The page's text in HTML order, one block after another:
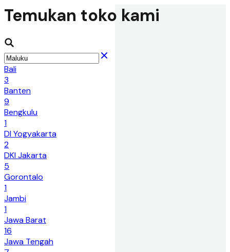
Temukan toko kami
Bali
3
Banten
9
Bengkulu
1
DI Yogyakarta
2
DKI Jakarta
5
Gorontalo
1
Jambi
1
Jawa Barat
16
Jawa Tengah